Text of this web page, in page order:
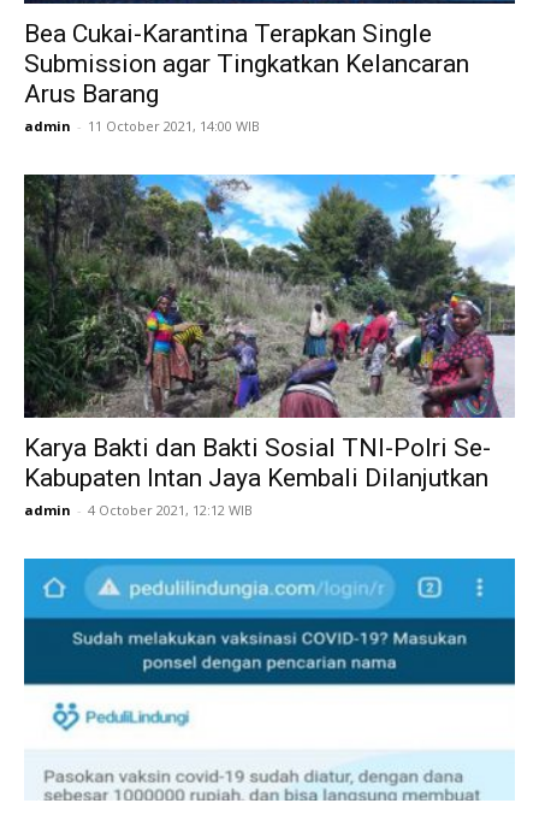
Bea Cukai-Karantina Terapkan Single
Submission agar Tingkatkan Kelancaran
Arus Barang
admin - 11 October 2021, 14:00 WIB
Karya Bakti dan Bakti Sosial TNI-Polri Se-
Kabupaten Intan Jaya Kembali Dilanjutkan
admin - 4 October 2021, 12:12 WIB